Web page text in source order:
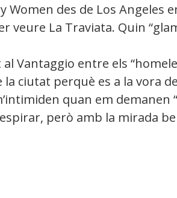
Women des de Los Angeles
veure La Traviata. Quin
Vantaggio entre els
la ciutat perquè es a la vora
quan em demanen
però amb la mirada